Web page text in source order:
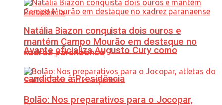
Avante oficializa Augusto Cury como
candidato à Presidência
Natália Biazon conquista dois ouros e
mantém Campo Mourão em destaque no
xadrez paranaense
Bolão: Nos preparativos para o Jocopar,